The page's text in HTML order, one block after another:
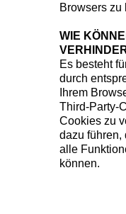
Browsers zu
WIE
Es besteht
durch
Ihrem
Third-Party-
Cookies zu
dazu führen,
alle
können.